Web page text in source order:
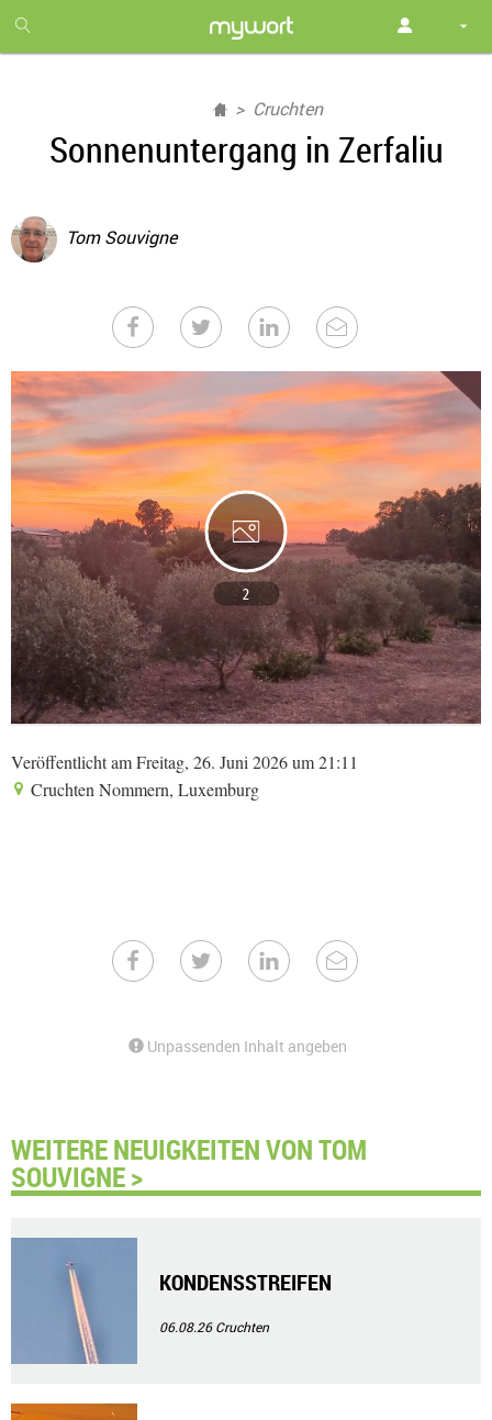
month
free
Cruchten
Sonnenuntergang in Zerfaliu
Tom Souvigne
2
Veröffentlicht am Freitag, 26. Juni 2026 um 21:11
Cruchten Nommern, Luxemburg
Unpassenden Inhalt angeben
WEITERE NEUIGKEITEN VON TOM
SOUVIGNE >
KONDENSSTREIFEN
06.08.26Cruchten